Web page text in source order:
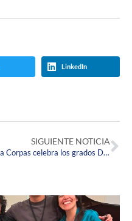
LinkedIn
SIGUIENTE NOTICIA
La Corpas celebra los grados Doc, una ceremonia para estudiantes de Medicina que inician séptimo semestre